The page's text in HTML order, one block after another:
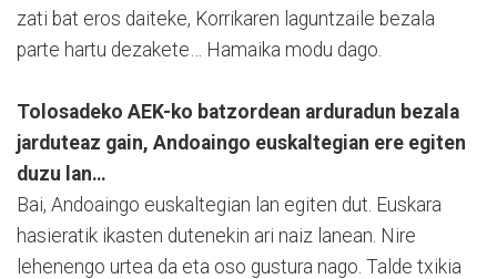
zati bat eros daiteke, Korrikaren laguntzaile bezala
parte hartu dezakete… Hamaika modu dago.
Tolosadeko AEK-ko batzordean arduradun bezala
jarduteaz gain, Andoaingo euskaltegian ere egiten
duzu lan…
Bai, Andoaingo euskaltegian lan egiten dut. Euskara
hasieratik ikasten dutenekin ari naiz lanean. Nire
lehenengo urtea da eta oso gustura nago. Talde txikia